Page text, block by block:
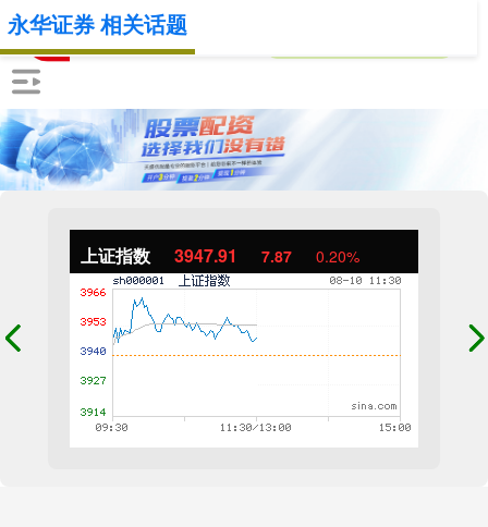
上证指数 3947.91 7.87 0.20%
永华证券 相关话题